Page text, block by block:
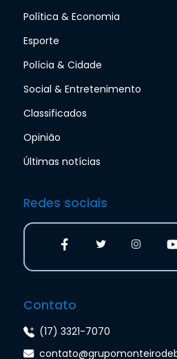
Política & Economia
Esporte
Polícia & Cidade
Social & Entretenimento
Classificados
Opinião
Últimas notícias
Redes sociais
Contato
(17) 3321-7070